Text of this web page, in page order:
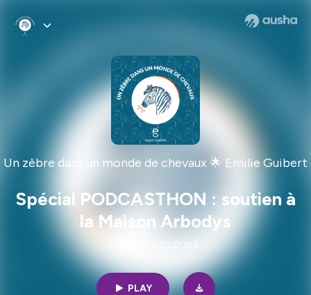
Un zèbre dans un monde de chevaux 🌟 Emilie Guibert
Spécial PODCASTHON : soutien à
la Maison Arbodys
13min | 03/30/2023
PLAY